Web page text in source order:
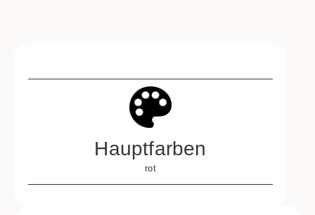
Hauptfarben
rot